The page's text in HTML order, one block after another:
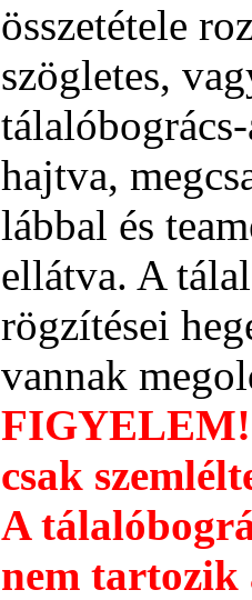
összetétele
szögletes,
hajtva,
lábbal és
ellátva. A
rögzítései
vannak
FIGYELEM!
csak
A
nem tartozik